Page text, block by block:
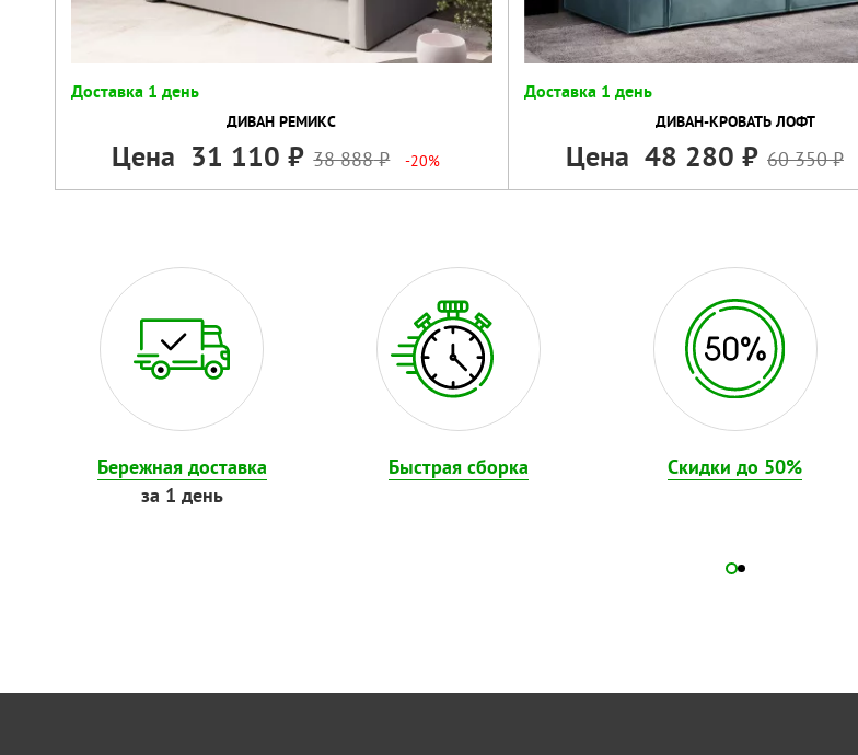
Доставка 1 день
ДИВАН РЕМИКС
Цена 31 110 38 888 -20%
Доставка 1 день
ДИВАН-КРОВАТЬ ЛОФТ
Цена 48 280 60 350
Бережная доставка
за 1 день
Быстрая сборка Скидки до 50%